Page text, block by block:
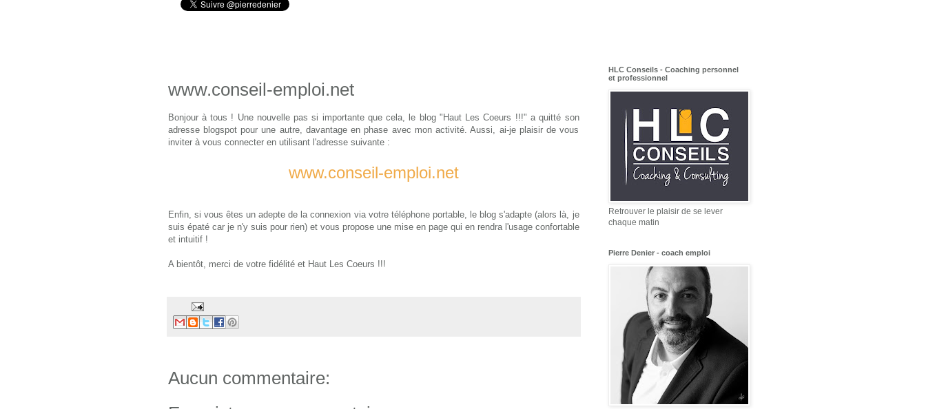
www.conseil-emploi.net
Bonjour à tous ! Une nouvelle pas si importante que cela, le blog "Haut Les Coeurs !!!" a quitté son
adresse blogspot pour une autre, davantage en phase avec mon activité. Aussi, ai-je plaisir de vous
inviter à vous connecter en utilisant l'adresse suivante :
www.conseil-emploi.net
Enfin, si vous êtes un adepte de la connexion via votre téléphone portable, le blog s'adapte (alors là, je
suis épaté car je n'y suis pour rien) et vous propose une mise en page qui en rendra l'usage confortable
et intuitif !
A bientôt, merci de votre fidélité et Haut Les Coeurs !!!
Aucun commentaire:
HLC Conseils - Coaching personnel
et professionnel
Retrouver le plaisir de se lever
chaque matin
Pierre Denier - coach emploi